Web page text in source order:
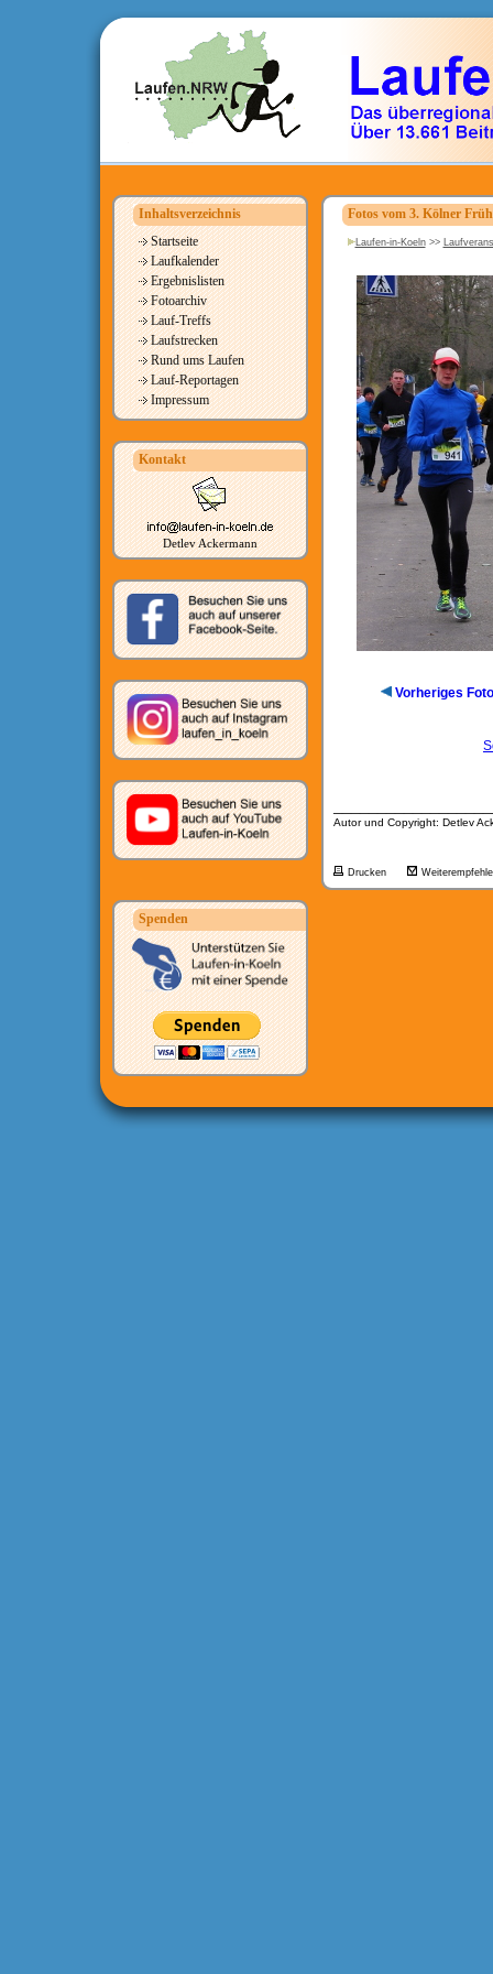
Inhaltsverzeichnis
Startseite
Laufkalender
Ergebnislisten
Fotoarchiv
Lauf-Treffs
Laufstrecken
Rund ums Laufen
Lauf-Reportagen
Impressum
Kontakt
Detlev Ackermann
Spenden
Fotos vom 3. Kölner
Laufen-in-Koeln>>
Vorheriges Foto
Autor und Copyright: Detlev
Drucken